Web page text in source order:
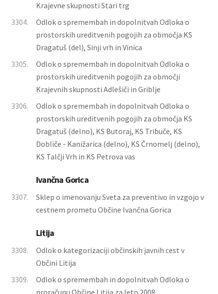
Krajevne skupnosti Stari trg
3304.
Odlok o spremembah in dopolnitvah Odloka o
prostorskih ureditvenih pogojih za območja KS
Dragatuš (del), Sinji vrh in Vinica
3305.
Odlok o spremembah in dopolnitvah Odloka o
prostorskih ureditvenih pogojih za območji
Krajevnih skupnosti Adlešiči in Griblje
3306.
Odlok o spremembah in dopolnitvah Odloka o
prostorskih ureditvenih pogojih za območja KS
Dragatuš (delno), KS Butoraj, KS Tribuče, KS
Dobliče - Kanižarica (delno), KS Črnomelj (delno),
KS Talčji Vrh in KS Petrova vas
Ivančna Gorica
3307.
Sklep o imenovanju Sveta za preventivo in vzgojo v
cestnem prometu Občine Ivančna Gorica
Litija
3308.
Odlok o kategorizaciji občinskih javnih cest v
Občini Litija
3309.
Odlok o spremembah in dopolnitvah Odloka o
proračunu Občine Litija za leto 2008